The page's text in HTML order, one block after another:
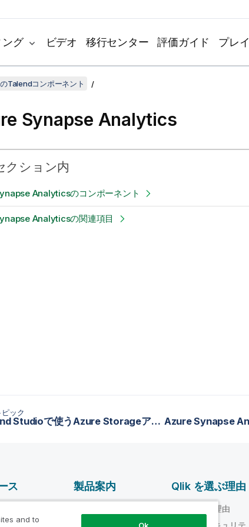
ング ビデオ 移行センター 評価ガイド プレ
Talendコンポーネント
Synapse Analytics
クション内
Analyticsのコンポーネント
Analyticsの関連項目
ック
Talend Studioで使うAzure Storageアカウントへの接続を定義
ス 製品案内
品質
Qlik を選ぶ理由
Qlik を選ぶ理由
信頼性とセキュリテ
and to